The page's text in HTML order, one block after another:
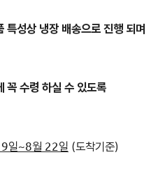
특성상 냉장 배송으로 진행 되며
꼭 수령 하실 수 있도록
일~8월 22일 (도착기준)